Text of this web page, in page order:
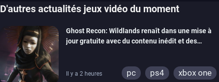
D'autres actualités jeux vidéo du moment
Ghost Recon: Wildlands renaît dans une mise à
jour gratuite avec du contenu inédit et des
Il y a 2 heures pc ps4 xbox one